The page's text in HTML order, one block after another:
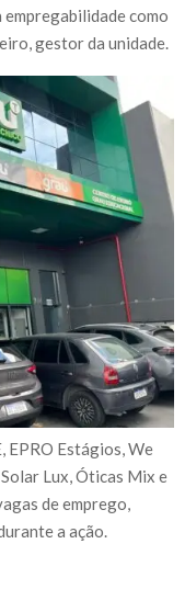
como
gestor da unidade.
EPRO Estágios, We
Lux, Óticas Mix e
de emprego,
a ação.